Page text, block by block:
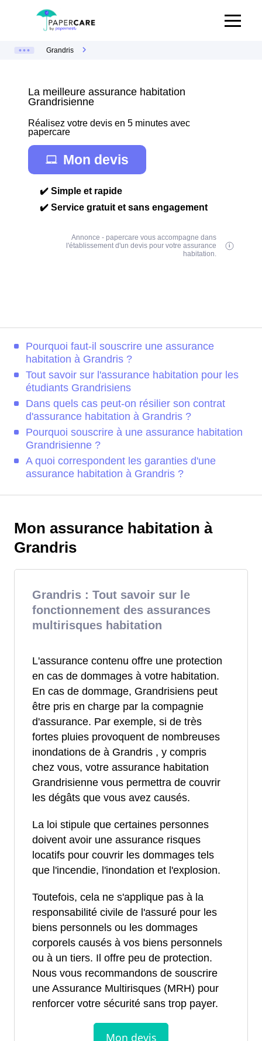
Grandris
La meilleure assurance habitation
Grandrisienne
Réalisez votre devis en 5 minutes avec
papercare
Mon devis
✔️ Simple et rapide
✔️ Service gratuit et sans engagement
Annonce - papercare vous accompagne dans
l'établissement d'un devis pour votre assurance
habitation.
Pourquoi faut-il souscrire une assurance
habitation à Grandris ?
Tout savoir sur l'assurance habitation pour les
étudiants Grandrisiens
Dans quels cas peut-on résilier son contrat
d'assurance habitation à Grandris ?
Pourquoi souscrire à une assurance habitation
Grandrisienne ?
A quoi correspondent les garanties d'une
assurance habitation à Grandris ?
Mon assurance habitation à
Grandris
Grandris : Tout savoir sur le
fonctionnement des assurances
multirisques habitation
L'assurance contenu offre une protection
en cas de dommages à votre habitation.
En cas de dommage, Grandrisiens peut
être pris en charge par la compagnie
d'assurance. Par exemple, si de très
fortes pluies provoquent de nombreuses
inondations de à Grandris , y compris
chez vous, votre assurance habitation
Grandrisienne vous permettra de couvrir
les dégâts que vous avez causés.
La loi stipule que certaines personnes
doivent avoir une assurance risques
locatifs pour couvrir les dommages tels
que l'incendie, l'inondation et l'explosion.
Toutefois, cela ne s'applique pas à la
responsabilité civile de l'assuré pour les
biens personnels ou les dommages
corporels causés à vos biens personnels
ou à un tiers. Il offre peu de protection.
Nous vous recommandons de souscrire
une Assurance Multirisques (MRH) pour
renforcer votre sécurité sans trop payer.